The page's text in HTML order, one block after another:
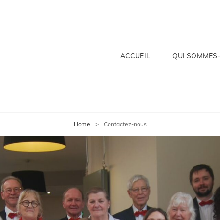
DE L'AMITIÉ DE
ACCUEIL QUI
Home > Contactez-nous